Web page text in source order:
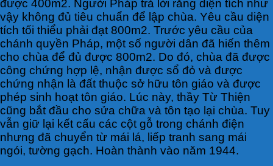
được 400m2. Người Pháp trả lời rằng diện tích như
vậy không đủ tiêu chuẩn để lập chùa. Yêu cầu diện
tích tối thiểu phải đạt 800m2. Trước yêu cầu của
chánh quyền Pháp, một số người dân đã hiến thêm
cho chùa để đủ được 800m2. Do đó, chùa đã được
công chứng hợp lệ, nhận được sổ đỏ và được
chứng nhận là đất thuộc sở hữu tôn giáo và được
phép sinh hoạt tôn giáo. Lúc này, thầy Từ Thiện
cũng bắt đầu cho sửa chữa và tôn tạo lại chùa. Tuy
vẫn giữ lại kết cấu các cột gỗ trong chánh điện
nhưng đã chuyển từ mái lá, liếp tranh sang mái
ngói, tường gạch. Hoàn thành vào năm 1944.